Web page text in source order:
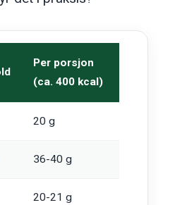
Per porsjon
(ca. 400 kcal)
20 g
36-40 g
20-21 g